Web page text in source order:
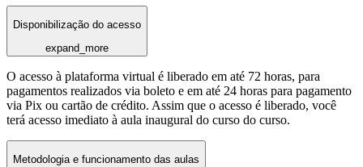
Disponibilização do acesso
expand_more
O acesso à plataforma virtual é liberado em até 72 horas, para
pagamentos realizados via boleto e em até 24 horas para pagamento
via Pix ou cartão de crédito. Assim que o acesso é liberado, você
terá acesso imediato à aula inaugural do curso do curso.
Metodologia e funcionamento das aulas